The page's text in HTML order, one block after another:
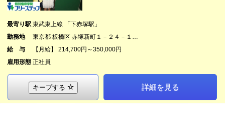
最寄り駅 東武東上線 「下赤塚駅」
勤務地
東京都 板橋区 赤塚新町１－２４－１…
給 与
【月給】 214,700円～350,000円
雇用形態 正社員
キープする 詳細を見る